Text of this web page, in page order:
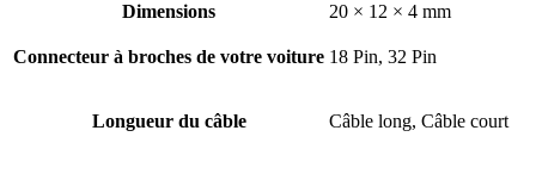
Dimensions
20 × 12 × 4 mm
Connecteur à broches de votre voiture 18 Pin, 32 Pin
Longueur du câble Câble long, Câble court